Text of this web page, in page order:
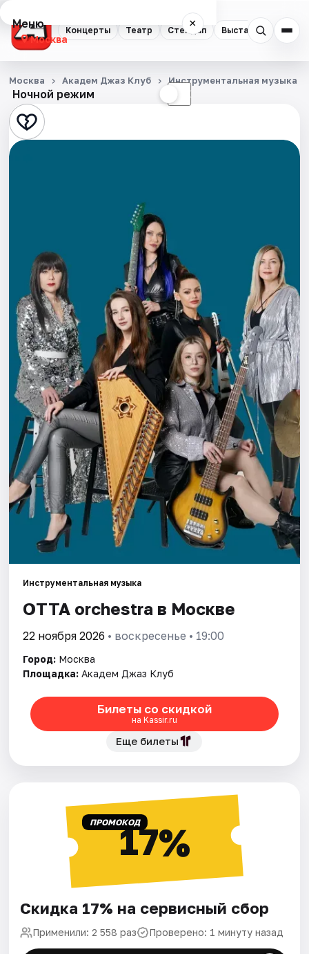
Концерты Театр Стендап Выставки
Меню ×
Москва
Концерты
Театр
Стендап
Спорт
События
Города
Площадки
Артисты
Рейтинги
Ночной режим ☾
Москва Академ Джаз Клуб Инструментальная музыка
Инструментальная музыка
ОТТА orchestra в Москве
22 ноября 2026 • воскресенье • 19:00
Город: Москва
Площадка: Академ Джаз Клуб
Билеты со скидкой
на Kassir.ru
Еще билеты
ПРОМОКОД17%
Скидка 17% на сервисный сбор
Применили: 2 558 раз Проверено: 1 минуту назад